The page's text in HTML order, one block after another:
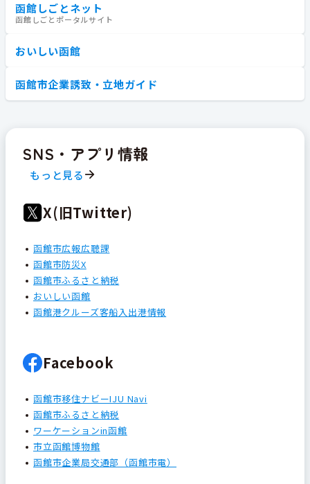
函館しごとネット
函館しごとポータルサイト
おいしい函館
函館市企業誘致・立地ガイド
SNS・アプリ情報
もっと見る
X(旧Twitter)
函館市広報広聴課
函館市防災X
函館市ふるさと納税
おいしい函館
函館港クルーズ客船入出港情報
Facebook
函館市移住ナビーIJU Navi
函館市ふるさと納税
ワーケーションin函館
市立函館博物館
函館市企業局交通部（函館市電）